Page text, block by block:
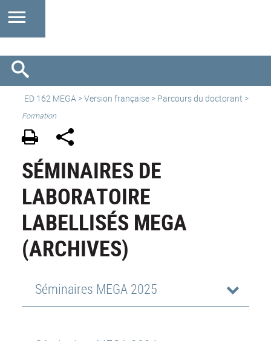
ED 162 MEGA >Version française > Parcours du doctorant >
Formation
SÉMINAIRES DE
LABORATOIRE
LABELLISÉS MEGA
(ARCHIVES)
Séminaires MEGA 2025